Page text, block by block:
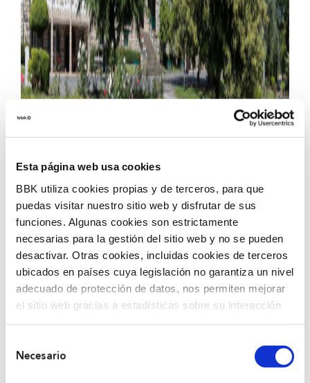
Esta página web usa cookies
BBK utiliza cookies propias y de terceros, para que
puedas visitar nuestro sitio web y disfrutar de sus
funciones. Algunas cookies son estrictamente
necesarias para la gestión del sitio web y no se pueden
desactivar. Otras cookies, incluidas cookies de terceros
ubicados en países cuya legislación no garantiza un nivel
adecuado de protección de datos, nos permiten mejorar
el sitio web gracias a estadísticas sobre su interacción
el uso que haga del sitio web con nuestros partners de
Necesario
BBK Urbaibai Zentroa acogerá este próximo verano
una nueva edición del programa BBK Udalekuak. BBK
Udalekuak celebra su 38º edición sin perder su
las niñas y niños aprenderán de manera lúdica y de